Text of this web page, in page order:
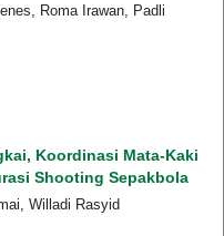
Roma Irawan, Padli
Koordinasi Mata-Kaki
Shooting Sepakbola
Willadi Rasyid